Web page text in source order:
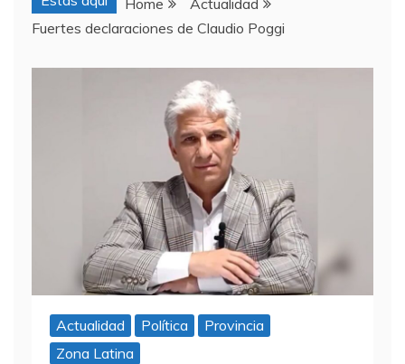
Home
Actualidad
Fuertes declaraciones de Claudio Poggi
Actualidad Política
Provincia
Zona Latina